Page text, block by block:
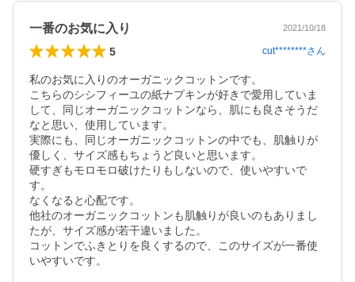
一番のお気に入り 2021/10/18
5 cut********さん
私のお気に入りのオーガニックコットンです。
こちらのシシフィーユの紙ナプキンが好きで愛用していま
して、同じオーガニックコットンなら、肌にも良さそうだ
なと思い、使用しています。
実際にも、同じオーガニックコットンの中でも、肌触りが
優しく、サイズ感もちょうど良いと思います。
硬すぎもモロモロ破けたりもしないので、使いやすいで
す。
なくなると心配です。
他社のオーガニックコットンも肌触りが良いのもありまし
たが、サイズ感が若干違いました。
コットンでふきとりを良くするので、このサイズが一番使
いやすいです。